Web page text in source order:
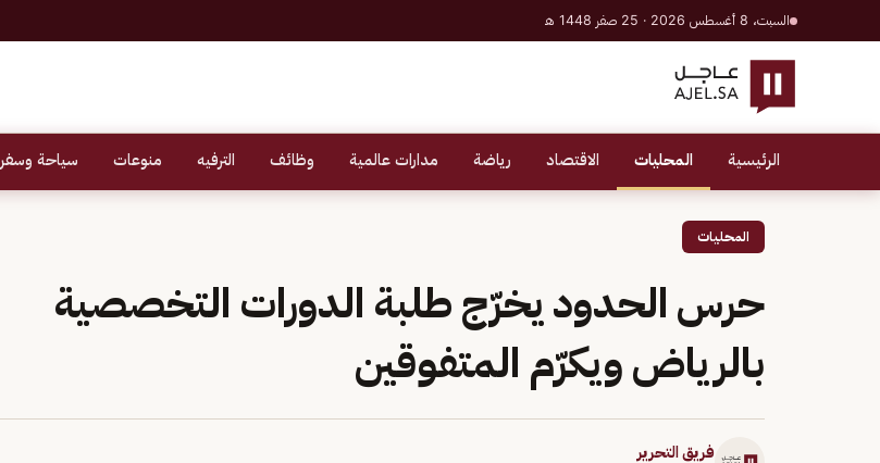
السبت، 8 أغسطس 2026 · 25 صفر 1448 هـ
الرئيسية المحليات الاقتصاد رياضة مدارات عالمية وظائف الترفيه منوعات سياحة وسفر
المحليات
حرس الحدود يخرّج طلبة الدورات التخصصية
بالرياض ويكرّم المتفوقين
فريق التحرير